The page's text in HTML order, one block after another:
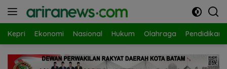
Kepri Ekonomi Nasional Hukum Olahraga Pendidikan